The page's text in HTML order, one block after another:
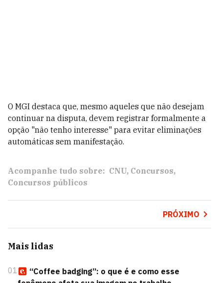
O MGI destaca que, mesmo aqueles que não desejam
continuar na disputa, devem registrar formalmente a
opção "não tenho interesse" para evitar eliminações
automáticas sem manifestação.
Acompanhe tudo sobre: CNU Concursos
Concursos públicos
PRÓXIMO
Mais lidas
01
“Coffee badging”: o que é e como esse